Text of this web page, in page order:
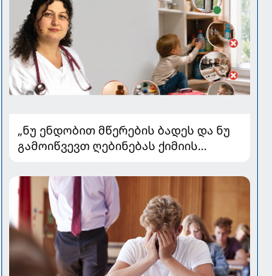
„ნუ ენდობით მწერების ბადეს და ნუ
გამოიწვევთ ღებინებას ქიმიის
ბავშვი კრიტიკულ სიტუაციაში,
პედიატრ სალომე ახვლედიანის
რჩევები